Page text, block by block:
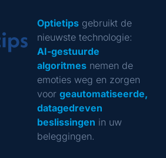
Optietipsgebruikt de
nieuwste technologie:
AI-gestuurde
algoritmesnemen de
emoties weg en zorgen
voor geautomatiseerde,
datagedreven
beslissingen in uw
beleggingen.